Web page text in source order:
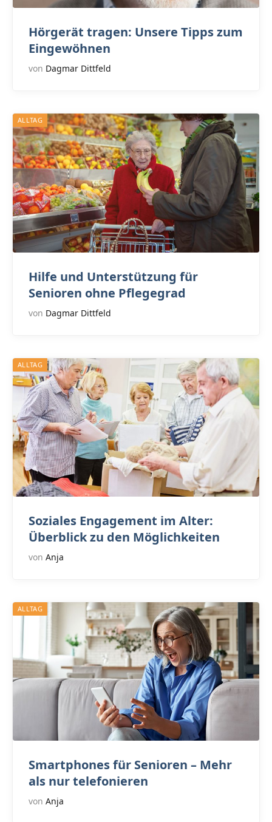
Hörgerät tragen: Unsere Tipps zum
Eingewöhnen
von Dagmar Dittfeld
ALLTAG
Hilfe und Unterstützung für
Senioren ohne Pflegegrad
von Dagmar Dittfeld
ALLTAG
Soziales Engagement im Alter:
Überblick zu den Möglichkeiten
von Anja
ALLTAG
Smartphones für Senioren – Mehr
als nur telefonieren
von Anja